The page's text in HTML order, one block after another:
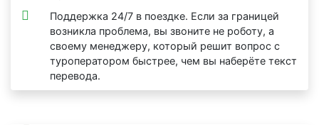
Поддержка 24/7 в поездке. Если за границей
возникла проблема, вы звоните не роботу, а
своему менеджеру, который решит вопрос с
туроператором быстрее, чем вы наберёте текст
перевода.